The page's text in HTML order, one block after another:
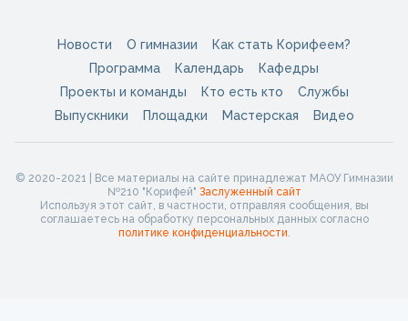
Новости О гимназии
Как стать Корифеем?
Программа
Календарь
Кафедры
Проекты и команды
Кто есть кто
Службы
Выпускники
Площадки Мастерская Видео
© 2020-2021 | Все материалы на сайте принадлежат МАОУ Гимназии
№210 "Корифей" Заслуженный сайт
Используя этот сайт, в частности, отправляя сообщения, вы
соглашаетесь на обработку персональных данных согласно
политике конфиденциальности.